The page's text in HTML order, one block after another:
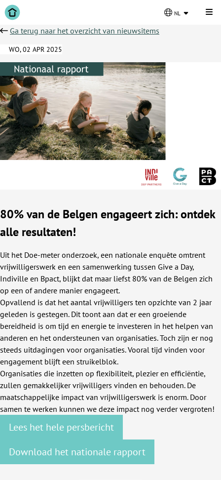
nl
Ga terug naar het overzicht van nieuwsitems
WO, 02 APR 2025
80% van de Belgen engageert zich: ontdek
alle resultaten!
Uit het Doe-meter onderzoek, een nationale enquête omtrent
vrijwilligerswerk en een samenwerking tussen Give a Day,
Indiville en Bpact, blijkt dat maar liefst 80% van de Belgen zich
op een of andere manier engageert.
Opvallend is dat het aantal vrijwilligers ten opzichte van 2 jaar
geleden is gestegen. Dit toont aan dat er een groeiende
bereidheid is om tijd en energie te investeren in het helpen van
anderen en het ondersteunen van organisaties. Toch zijn er nog
steeds uitdagingen voor organisaties. Vooral tijd vinden voor
engagement blijft een struikelblok.
Organisaties die inzetten op flexibiliteit, plezier en efficiëntie,
zullen gemakkelijker vrijwilligers vinden en behouden. De
maatschappelijke impact van vrijwilligerswerk is enorm. Door
samen te werken kunnen we deze impact nog verder vergroten!
Lees het hele persbericht
Download het nationale rapport